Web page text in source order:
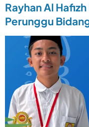
Rayhan Al
Perunggu